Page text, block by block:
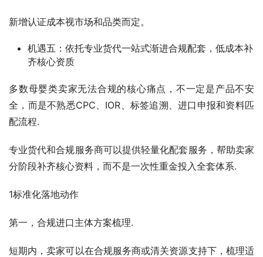
新增认证成本视市场和品类而定。
机遇五：依托专业货代一站式渐进合规配套，低成本补
齐核心资质
多数母婴类卖家无法合规的核心痛点，不一定是产品不安
全，而是不熟悉CPC、IOR、标签追溯、进口申报和资料匹
配流程.
专业货代和合规服务商可以提供轻量化配套服务，帮助卖家
分阶段补齐核心资料，而不是一次性重金投入全套体系.
1标准化落地动作
第一，合规进口主体方案梳理.
短期内，卖家可以在合规服务商或清关资源支持下，梳理适